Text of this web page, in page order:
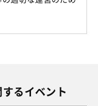
るイベント